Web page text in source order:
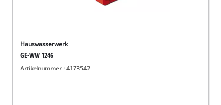
Hauswasserwerk
GE-WW 1246
Artikelnummer.: 4173542